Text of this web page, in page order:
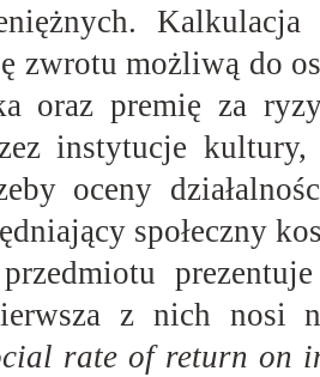
zwrotu możliwą do
oraz premię za
instytucje
oceny
społeczny
z nich nosi
rate of return on